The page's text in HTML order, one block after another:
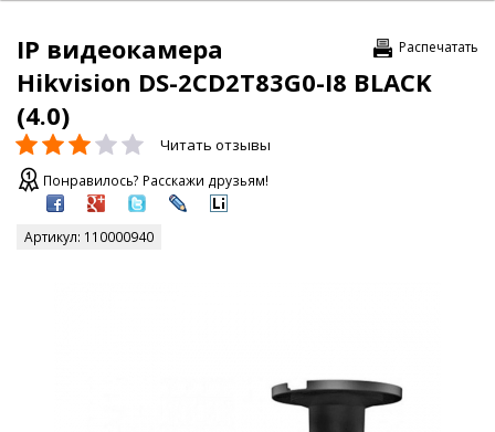
Распечатать
IP видеокамера
Hikvision DS-2CD2T83G0-I8 BLACK
(4.0)
Читать отзывы
Понравилось? Расскажи друзьям!
Артикул: 110000940